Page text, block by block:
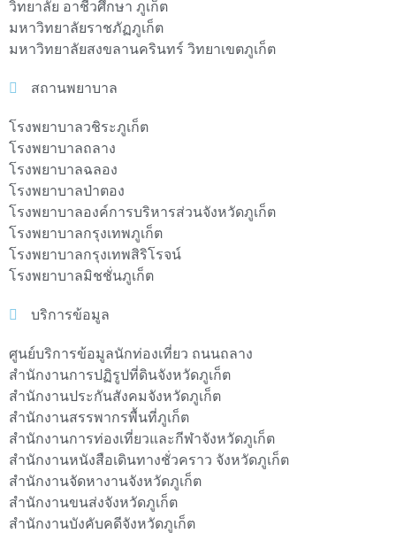
วิทยาลัย อาชีวศึกษา ภูเก็ต
มหาวิทยาลัยราชภัฏภูเก็ต
มหาวิทยาลัยสงขลานครินทร์ วิทยาเขตภูเก็ต
สถานพยาบาล
โรงพยาบาลวชิระภูเก็ต
โรงพยาบาลถลาง
โรงพยาบาลฉลอง
โรงพยาบาลป่าตอง
โรงพยาบาลองค์การบริหารส่วนจังหวัดภูเก็ต
โรงพยาบาลกรุงเทพภูเก็ต
โรงพยาบาลกรุงเทพสิริโรจน์
โรงพยาบาลมิชชั่นภูเก็ต
บริการข้อมูล
ศูนย์บริการข้อมูลนักท่องเที่ยว ถนนถลาง
สำนักงานการปฏิรูปที่ดินจังหวัดภูเก็ต
สำนักงานประกันสังคมจังหวัดภูเก็ต
สำนักงานสรรพากรพื้นที่ภูเก็ต
สำนักงานการท่องเที่ยวและกีฬาจังหวัดภูเก็ต
สำนักงานหนังสือเดินทางชั่วคราว จังหวัดภูเก็ต
สำนักงานจัดหางานจังหวัดภูเก็ต
สำนักงานขนส่งจังหวัดภูเก็ต
สำนักงานบังคับคดีจังหวัดภูเก็ต